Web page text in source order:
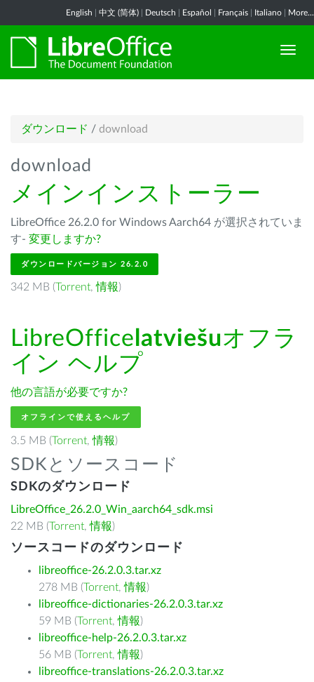
English 中文 (简体) Deutsch Español Français Italiano More...
ダウンロード / download
download
メインインストーラー
LibreOffice 26.2.0 for Windows Aarch64 が選択されていま
す- 変更しますか?
ダウンロードバージョン 26.2.0
342 MB (Torrent,情報)
LibreOffice latviešuオフラ
イン ヘルプ
他の言語が必要ですか?
オフラインで使えるヘルプ
3.5 MB (Torrent,情報)
SDKとソースコード
SDKのダウンロード
LibreOffice_26.2.0_Win_aarch64_sdk.msi
22 MB (Torrent,情報)
ソースコードのダウンロード
libreoffice-26.2.0.3.tar.xz
278 MB (Torrent,情報)
libreoffice-dictionaries-26.2.0.3.tar.xz
59 MB (Torrent,情報)
libreoffice-help-26.2.0.3.tar.xz
56 MB (Torrent,情報)
libreoffice-translations-26.2.0.3.tar.xz